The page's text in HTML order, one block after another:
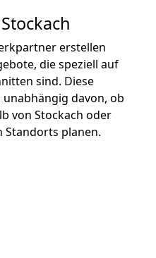
erstellen
die speziell auf
sind. Diese
davon, ob
von Stockach oder
Standorts planen.